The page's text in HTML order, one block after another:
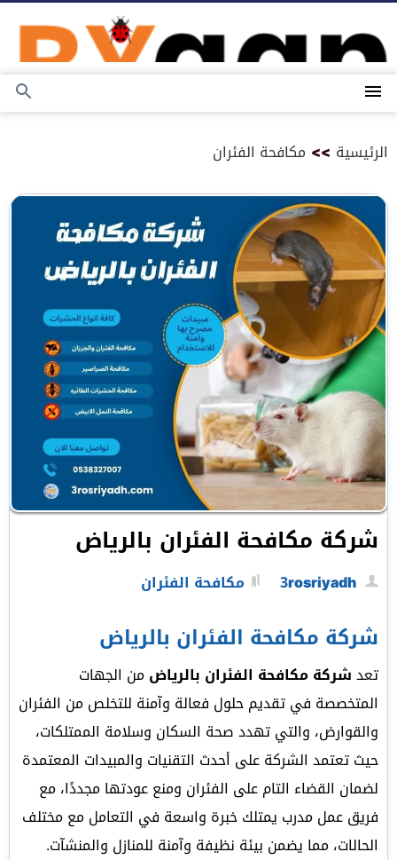
إلى
المحتوى
القائمة
بحث
الرئيسية >> مكافحة الفئران
شركة مكافحة الفئران بالرياض
3rosriyadh مكافحة الفئران
شركة مكافحة الفئران بالرياض
تعدشركة مكافحة الفئران بالرياضمن الجهات
المتخصصة في تقديم حلول فعالة وآمنة للتخلص من الفئران
والقوارض، والتي تهدد صحة السكان وسلامة الممتلكات،
حيث تعتمد الشركة على أحدث التقنيات والمبيدات المعتمدة
لضمان القضاء التام على الفئران ومنع عودتها مجددًا، مع
فريق عمل مدرب يمتلك خبرة واسعة في التعامل مع مختلف
الحالات، مما يضمن بيئة نظيفة وآمنة للمنازل والمنشآت.